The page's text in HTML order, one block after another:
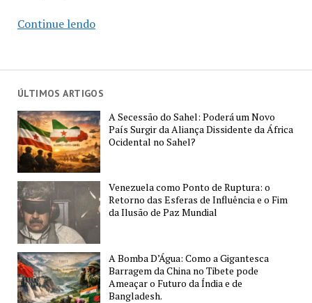
Continue lendoO
o
Grupo
Visegrad
(V4)
e
Como
Ele
Influencia
a
União
Europeia
ÚLTIMOS ARTIGOS
A Secessão do Sahel: Poderá um Novo
País Surgir da Aliança Dissidente da África
Ocidental no Sahel?
Venezuela como Ponto de Ruptura: o
Retorno das Esferas de Influência e o Fim
da Ilusão de Paz Mundial
A Bomba D’Água: Como a Gigantesca
Barragem da China no Tibete pode
Ameaçar o Futuro da Índia e de
Bangladesh.